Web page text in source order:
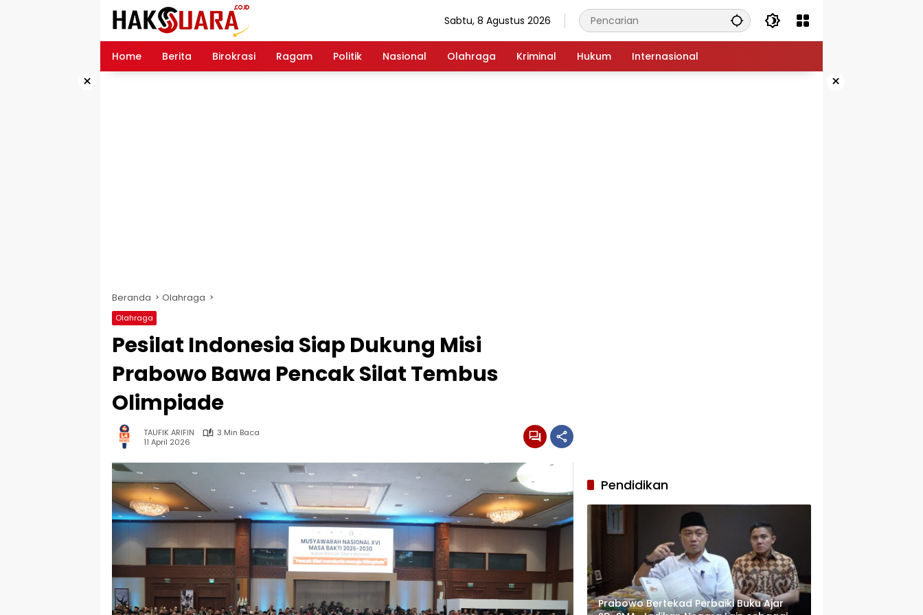
Sabtu, 8 Agustus 2026
Home Berita Birokrasi Ragam Politik Nasional Olahraga Kriminal Hukum Internasional
× ×
Beranda Olahraga
Olahraga
Pesilat Indonesia Siap Dukung Misi
Prabowo Bawa Pencak Silat Tembus
Olimpiade
TAUFIK ARIFIN
3 Min Baca
11 April 2026
Pendidikan
Prabowo Bertekad Perbaiki Buku Ajar